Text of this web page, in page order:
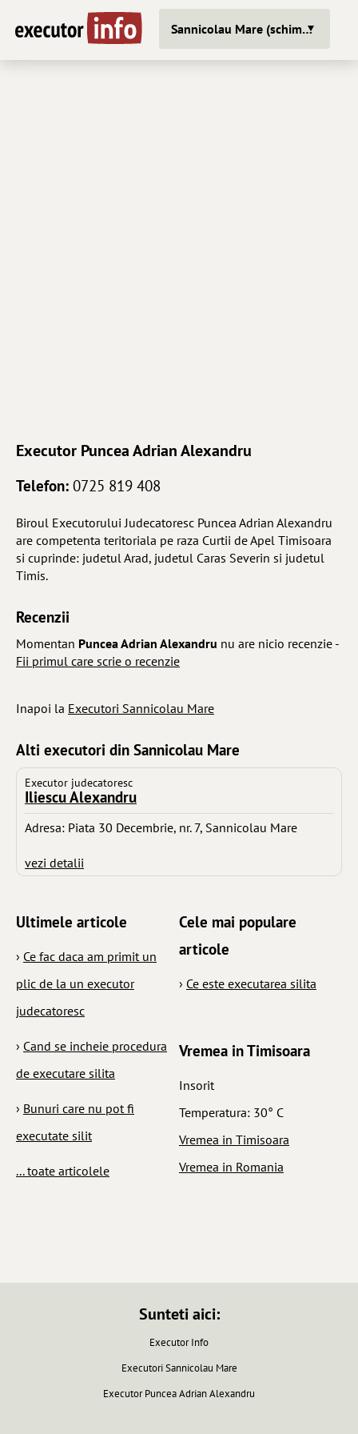
Sannicolau Mare (schimba oras)
Executor Puncea Adrian Alexandru
Telefon: 0725 819 408
Biroul Executorului Judecatoresc Puncea Adrian Alexandru
are competenta teritoriala pe raza Curtii de Apel Timisoara
si cuprinde: judetul Arad, judetul Caras Severin si judetul
Timis.
Recenzii
Momentan Puncea Adrian Alexandru nu are nicio recenzie -
Fii primul care scrie o recenzie
Inapoi la Executori Sannicolau Mare
Alti executori din Sannicolau Mare
Executor judecatoresc
Iliescu Alexandru
Adresa: Piata 30 Decembrie, nr. 7, Sannicolau Mare
vezi detalii
Ultimele articole
› Ce fac daca am primit un
plic de la un executor
judecatoresc
› Cand se incheie procedura
de executare silita
› Bunuri care nu pot fi
executate silit
... toate articolele
Cele mai populare
articole
› Ce este executarea silita
Vremea in Timisoara
Insorit
Temperatura: 30° C
Vremea in Timisoara
Vremea in Romania
Sunteti aici:
Executor Info
Executori Sannicolau Mare
Executor Puncea Adrian Alexandru